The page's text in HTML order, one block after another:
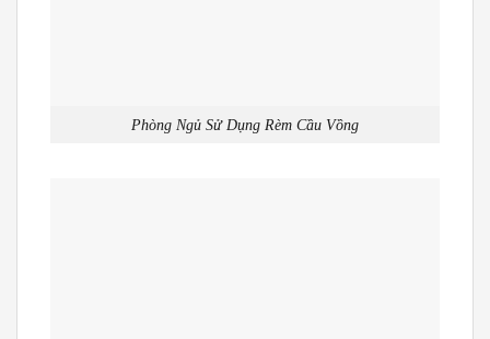
Phòng Ngủ Sử Dụng Rèm Cầu Vồng